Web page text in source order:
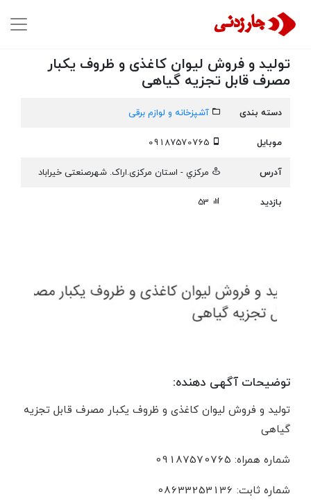
تولید و فروش لیوان کاغذی و ظروف یکبار
مصرف قابل تجزیه گیاهی
دسته بندی
آشپزخانه و لوازم برقی
موبایل
آدرس
مركزي - استان مرکزی.ارا‌ک. شهرصنعتی خیراباد
بازدید
توضیحات آگهی دهنده:
تولید و فروش لیوان کاغذی و ظروف یکبار مصرف قابل تجزیه
گیاهی
شماره همراه: 09187570765
شماره ثابت: 08633253136